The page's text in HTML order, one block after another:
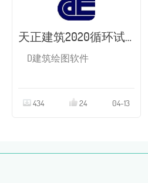
天正建筑2020循环试用版
D建筑绘图软件
434 24 04-13